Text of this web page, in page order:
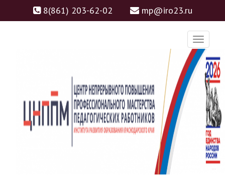
8(861) 203-62-02 mp@iro23.ru